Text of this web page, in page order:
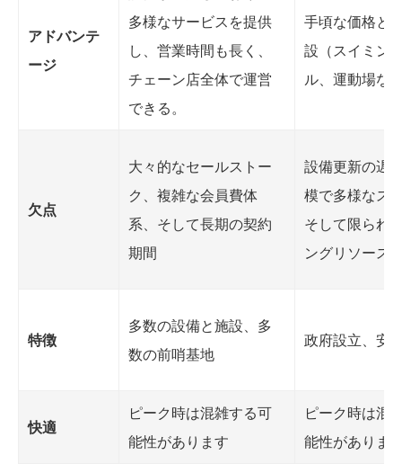
アドバンテ
ージ
多様なサービスを提供
し、営業時間も長く、
チェーン店全体で運営
できる。
手頃な価格と
設（スイミン
ル、運動場な
欠点
大々的なセールストー
ク、複雑な会員費体
系、そして長期の契約
期間
設備更新の遅
模で多様なス
そして限られ
ングリソース
特徴
多数の設備と施設、多
数の前哨基地
政府設立、安
快適
ピーク時は混雑する可
能性があります
ピーク時は混
能性がありま